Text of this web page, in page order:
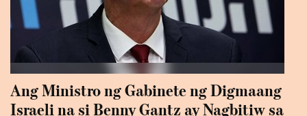
Ang Ministro ng Gabinete ng Digmaang
Israeli na si Benny Gantz ay Nagbitiw sa